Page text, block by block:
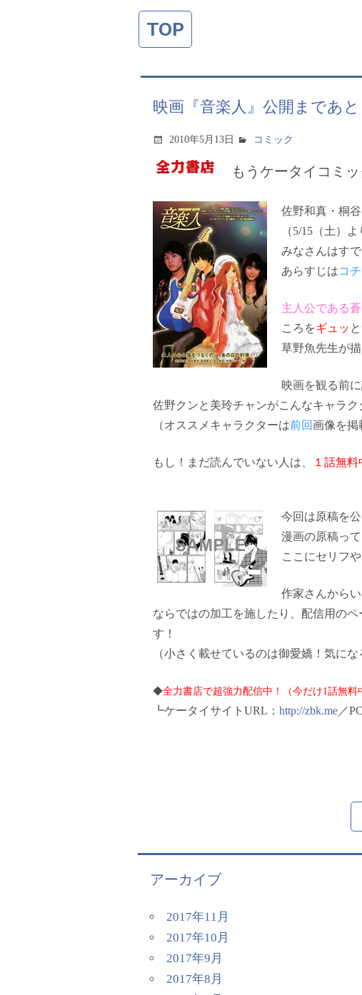
TOP
映画『音楽人』公開まであと
2010年5月13日 コミック
もうケータイコミ
佐野和真・桐
（5/15（土）
みなさんはす
あらすじはコ
主人公である
ころをギュッ
草野魚先生が
映画を観る前
佐野クンと美玲チャンがこんなキャラ
（オススメキャラクターは前回画像を掲
もし！まだ読んでいない人は、 １話無料
今回は原稿を公
漫画の原稿っ
ここにセリフ
作家さんから
ならではの加工を施したり、配信用の
す！
（小さく載せているのは御愛嬌！気に
◆全力書店で超強力配信中！（今だけ1話無料
┗ケータイサイトURL： http://zbk.me／
アーカイブ
2017年11月
2017年10月
2017年9月
2017年8月